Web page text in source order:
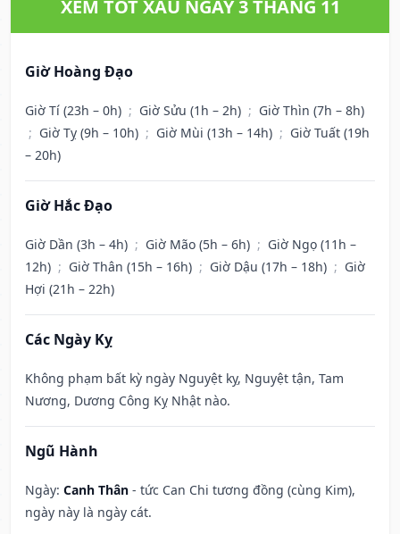
XEM TỐT XẤU NGÀY 3 THÁNG 11
Giờ Hoàng Đạo
Giờ Tí (23h – 0h) ; Giờ Sửu (1h – 2h) ; Giờ Thìn (7h – 8h)
; Giờ Tỵ (9h – 10h) ; Giờ Mùi (13h – 14h) ; Giờ Tuất (19h
– 20h)
Giờ Hắc Đạo
Giờ Dần (3h – 4h) ; Giờ Mão (5h – 6h) ; Giờ Ngọ (11h –
12h) ; Giờ Thân (15h – 16h) ; Giờ Dậu (17h – 18h) ; Giờ
Hợi (21h – 22h)
Các Ngày Kỵ
Không phạm bất kỳ ngày Nguyệt kỵ, Nguyệt tận, Tam
Nương, Dương Công Kỵ Nhật nào.
Ngũ Hành
Ngày: Canh Thân - tức Can Chi tương đồng (cùng Kim),
ngày này là ngày cát.